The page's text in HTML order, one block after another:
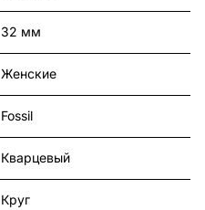
32 мм
Женские
Fossil
Кварцевый
Круг